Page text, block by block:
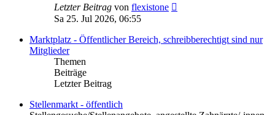
Letzter Beitrag von flexistone
Sa 25. Jul 2026, 06:55
Marktplatz - Öffentlicher Bereich, schreibberechtigt sind nur
Mitglieder
Themen
Beiträge
Letzter Beitrag
Stellenmarkt - öffentlich